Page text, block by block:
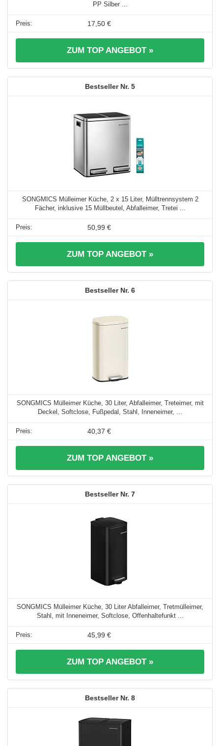
PP Silber ...
17,50 €
ZUM TOP ANGEBOT »
5
SONGMICS Mülleimer Küche, 2 x 15 Liter, Mülltrennsystem 2
Fächer, inklusive 15 Müllbeutel, Abfalleimer, Tretei ...
50,99 €
ZUM TOP ANGEBOT »
6
SONGMICS Mülleimer Küche, 30 Liter, Abfalleimer, Treteimer, mit
Deckel, Softclose, Fußpedal, Stahl, Inneneimer, ...
40,37 €
ZUM TOP ANGEBOT »
7
SONGMICS Mülleimer Küche, 30 Liter Abfalleimer, Tretmülleimer,
Stahl, mit Inneneimer, Softclose, Offenhaltefunkt ...
45,99 €
ZUM TOP ANGEBOT »
8